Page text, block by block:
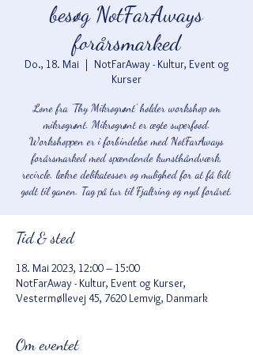
besøg NotFarAways
forårsmarked
Do., 18. Mai
  |
NotFarAway - Kultur, Event og
Kurser
Lone fra ‘Thy Mikrogrønt’ holder workshop om
mikrogrønt. Mikrogrønt er ægte superfood.
Workshoppen er i forbindelse med NotFarAways
forårsmarked med spændende kunsthåndværk,
recircle, lækre delikatesser og mulighed for at få lidt
godt til ganen. Tag på tur til Fjaltring og nyd foråret.
Tid & sted
18. Mai 2023, 12:00 – 15:00
NotFarAway - Kultur, Event og Kurser,
Vestermøllevej 45, 7620 Lemvig, Danmark
Om eventet